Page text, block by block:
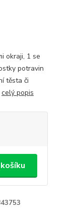
okraji, 1 se
potravin
těsta či
celý popis